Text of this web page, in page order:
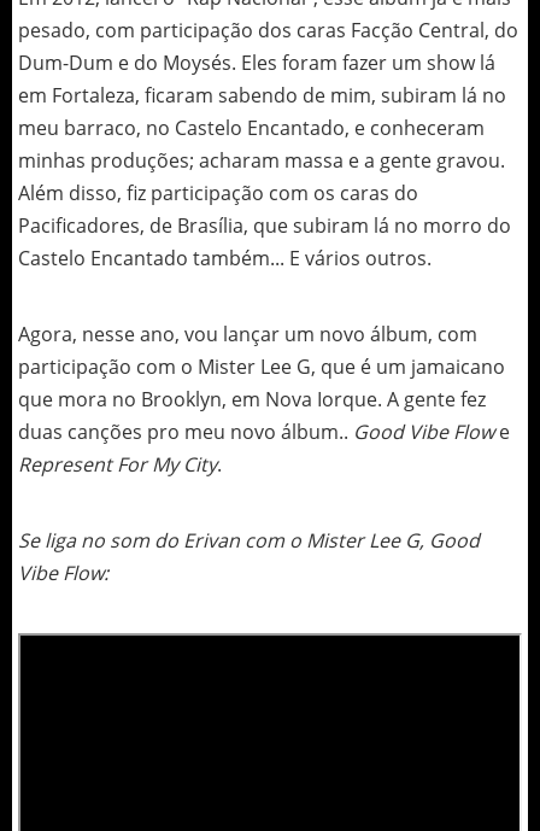
pesado, com participação dos caras Facção Central, do
Dum-Dum e do Moysés. Eles foram fazer um show lá
em Fortaleza, ficaram sabendo de mim, subiram lá no
meu barraco, no Castelo Encantado, e conheceram
minhas produções; acharam massa e a gente gravou.
Além disso, fiz participação com os caras do
Pacificadores, de Brasília, que subiram lá no morro do
Castelo Encantado também... E vários outros.
Agora, nesse ano, vou lançar um novo álbum, com
participação com o Mister Lee G, que é um jamaicano
que mora no Brooklyn, em Nova Iorque. A gente fez
duas canções pro meu novo álbum.. Good Vibe Flowe
Represent For My City.
Se liga no som do Erivan com o Mister Lee G, Good
Vibe Flow: